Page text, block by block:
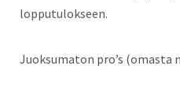
lopputulokseen.
Juoksumaton pro’s (omasta